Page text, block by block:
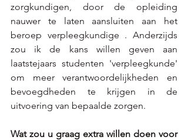
zorgkundigen, door de opleiding
nauwer te laten aansluiten aan het
beroep verpleegkundige . Anderzijds
zou ik de kans willen geven aan
laatstejaars studenten 'verpleegkunde'
om meer verantwoordelijkheden en
bevoegdheden te krijgen in de
uitvoering van bepaalde zorgen.
Wat zou u graag extra willen doen voor